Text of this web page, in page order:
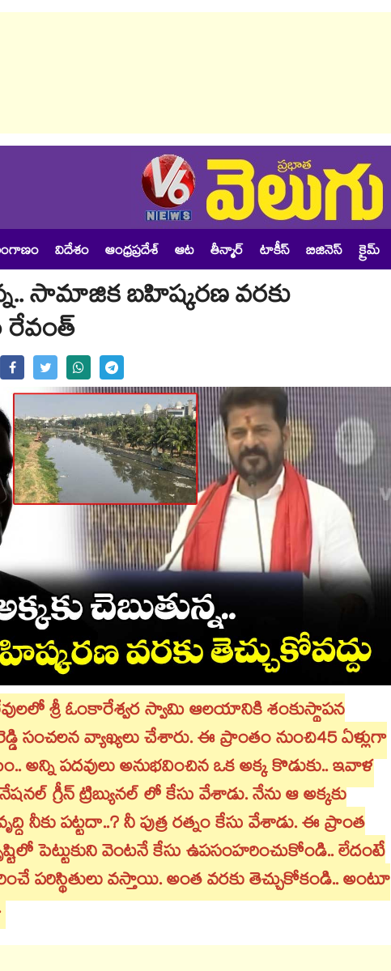
విదేశం ఆంధ్రప్రదేశ్ ఆట తీన్మార్ టాకీస్ బిజినెస్ క్రైమ్
సామాజిక బహిష్కరణ వరకు
రేవంత్
శ్రీ ఓంకారేశ్వర స్వామి ఆలయానికి శంకుస్థాపన
సంచలన వ్యాఖ్యలు చేశారు. ఈ ప్రాంతం నుంచి45 ఏళ్లుగా
అన్ని పదవులు అనుభవించిన ఒక అక్క కొడుకు.. ఇవాళ
నేషనల్ గ్రీన్ ట్రిబ్యునల్ లో కేసు వేశాడు. నేను ఆ అక్కకు
నీకు పట్టదా..? నీ పుత్ర రత్నం కేసు వేశాడు. ఈ ప్రాంత
పెట్టుకుని వెంటనే కేసు ఉపసంహరించుకోండి.. లేదంటే
పరిస్థితులు వస్తాయి. అంత వరకు తెచ్చుకోకండి.. అంటూ